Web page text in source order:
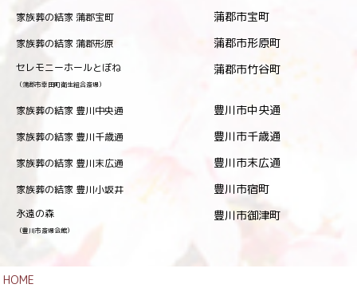
家族葬の結家 蒲郡宝町 蒲郡市宝町
家族葬の結家 蒲郡形原 蒲郡市形原町
セレモニーホールとぼね
（蒲郡市幸田町衛生組合斎場）
蒲郡市竹谷町
家族葬の結家 豊川中央通 豊川市中央通
家族葬の結家 豊川千歳通 豊川市千歳通
家族葬の結家 豊川末広通 豊川市末広通
家族葬の結家 豊川小坂井 豊川市宿町
永遠の森
（豊川市斎場会館）
豊川市御津町
HOME